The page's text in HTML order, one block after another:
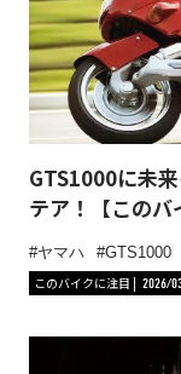
GTS1000に未
テア！【このバ
ヤマハ GTS1000
このバイクに注目
2026/